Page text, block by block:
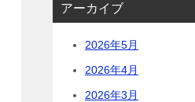
アーカイブ
2026年5月
2026年4月
2026年3月